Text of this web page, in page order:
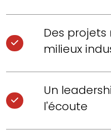
Des
milieux
Un
l'écoute